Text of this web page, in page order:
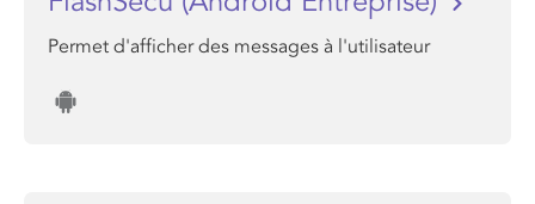
Permet d'afficher des messages à l'utilisateur